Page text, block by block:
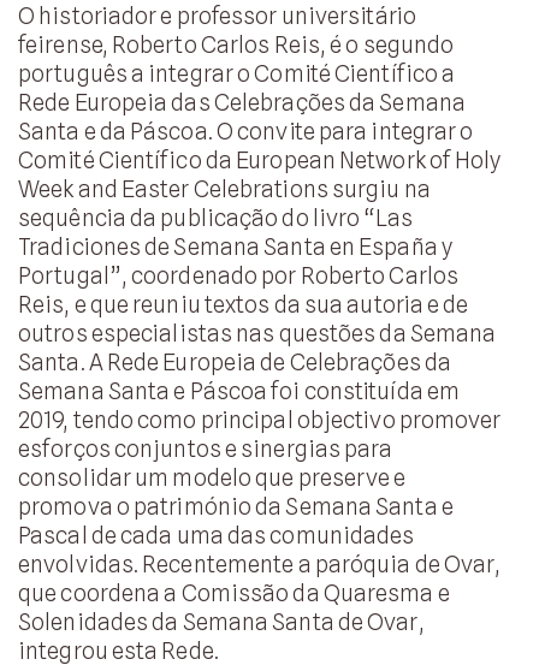
O historiador e professor universitário
feirense, Roberto Carlos Reis, é o segundo
português a integrar o Comité Científico a
Rede Europeia das Celebrações da Semana
Santa e da Páscoa. O convite para integrar o
Comité Científico da European Network of Holy
Week and Easter Celebrations surgiu na
sequência da publicação do livro “Las
Tradiciones de Semana Santa en España y
Portugal”, coordenado por Roberto Carlos
Reis, e que reuniu textos da sua autoria e de
outros especialistas nas questões da Semana
Santa. A Rede Europeia de Celebrações da
Semana Santa e Páscoa foi constituída em
2019, tendo como principal objectivo promover
esforços conjuntos e sinergias para
consolidar um modelo que preserve e
promova o património da Semana Santa e
Pascal de cada uma das comunidades
envolvidas. Recentemente a paróquia de Ovar,
que coordena a Comissão da Quaresma e
Solenidades da Semana Santa de Ovar,
integrou esta Rede.